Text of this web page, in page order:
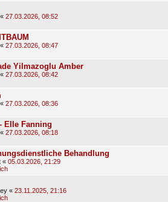
« 27.03.2026, 08:52
« 27.03.2026, 08:47
Yilmazoglu Amber
« 27.03.2026, 08:42
« 27.03.2026, 08:36
Elle Fanning
« 27.03.2026, 08:18
Behandlung
« 05.03.2026, 21:29
« 23.11.2025, 21:16